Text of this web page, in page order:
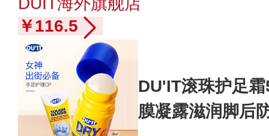
￥116.5
DU'IT滚珠护足
膜凝露滋润脚后